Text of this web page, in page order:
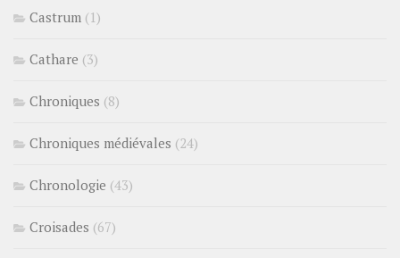
Castrum (1)
Cathare (3)
Chroniques (8)
Chroniques médiévales (24)
Chronologie (43)
Croisades (67)